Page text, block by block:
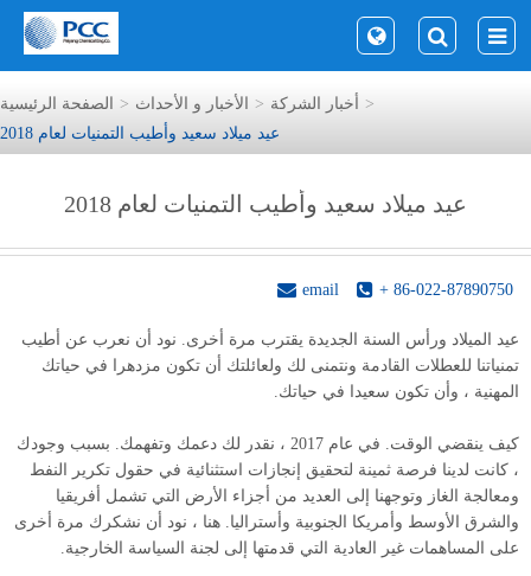
الصفحة الرئيسية الأخبار و الأحداث
أخبار الشركة
عيد ميلاد سعيد وأطيب التمنيات لعام 2018
عيد ميلاد سعيد وأطيب التمنيات لعام 2018
+ 86-022-87890750
email
عيد الميلاد ورأس السنة الجديدة يقترب مرة أخرى. نود أن نعرب عن أطيب
تمنياتنا للعطلات القادمة ونتمنى لك ولعائلتك أن تكون مزدهرا في حياتك
المهنية ، وأن تكون سعيدا في حياتك.
كيف ينقضي الوقت. في عام 2017 ، نقدر لك دعمك وتفهمك. بسبب وجودك
، كانت لدينا فرصة ثمينة لتحقيق إنجازات استثنائية في حقول تكرير النفط
ومعالجة الغاز وتوجهنا إلى العديد من أجزاء الأرض التي تشمل أفريقيا
والشرق الأوسط وأمريكا الجنوبية وأستراليا. هنا ، نود أن نشكرك مرة أخرى
على المساهمات غير العادية التي قدمتها إلى لجنة السياسة الخارجية.